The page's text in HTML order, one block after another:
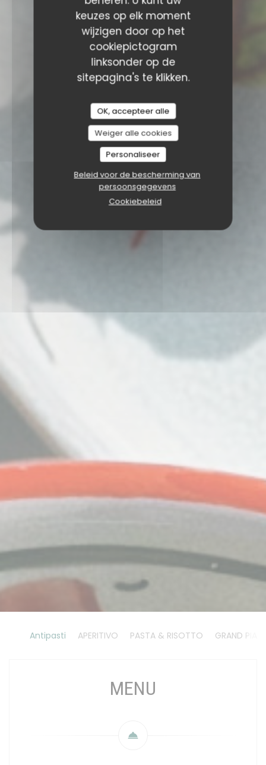
keuzes op elk moment
wijzigen door op het
cookiepictogram
linksonder op de
sitepagina's te klikken.
OK, accepteer alle
Weiger alle cookies
Personaliseer
Beleid voor de bescherming van
persoonsgegevens
Cookiebeleid
Antipasti APERITIVO PASTA & RISOTTO GRAND
MENU